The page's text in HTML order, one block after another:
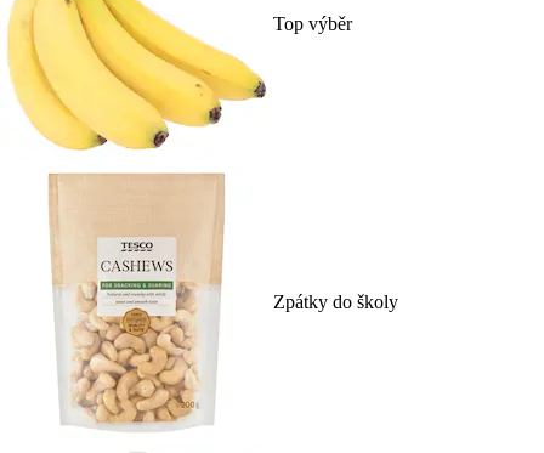
Top výběr
Zpátky do školy